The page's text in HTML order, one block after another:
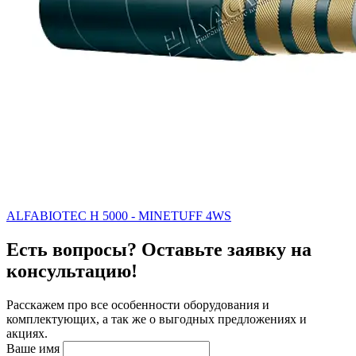
ALFABIOTEC H 5000 - MINETUFF 4WS
Есть вопросы? Оставьте заявку на
консультацию!
Расскажем про все особенности оборудования и
комплектующих, а так же о выгодных предложениях и
акциях.
Ваше имя